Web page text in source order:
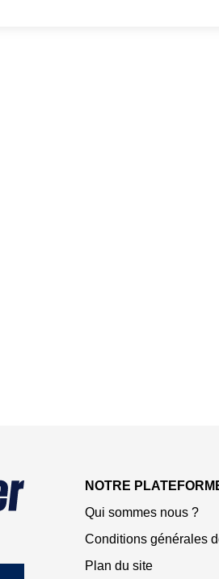
NOTRE
Qui sommes nous ?
Conditions générales
Plan du site